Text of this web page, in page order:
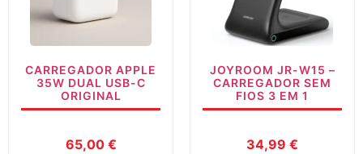
CARREGADOR APPLE
35W DUAL USB-C
ORIGINAL
65,00 €
JOYROOM JR-W15 –
CARREGADOR SEM
FIOS 3 EM 1
34,99 €